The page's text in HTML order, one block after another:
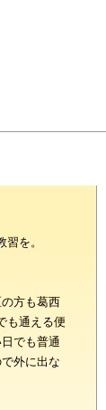
を。
方も葛西
も通える便
でも普通
外に出な